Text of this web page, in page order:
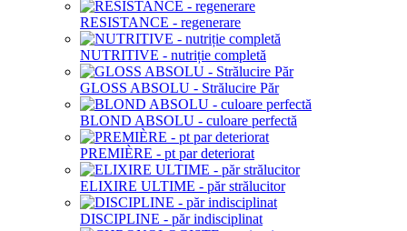
RESISTANCE - regenerare
NUTRITIVE - nutriție completă
GLOSS ABSOLU - Strălucire Păr
BLOND ABSOLU - culoare perfectă
PREMIÈRE - pt par deteriorat
ELIXIRE ULTIME - păr strălucitor
DISCIPLINE - păr indisciplinat